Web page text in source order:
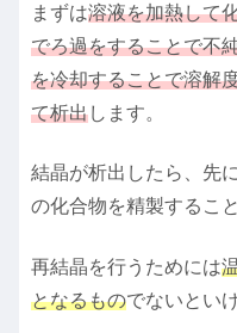
まずは溶液を加熱して
でろ過をすることで不
を冷却することで溶解
て析出します。
結晶が析出したら、先
の化合物を精製するこ
再結晶を行うためには
となるものでないとい